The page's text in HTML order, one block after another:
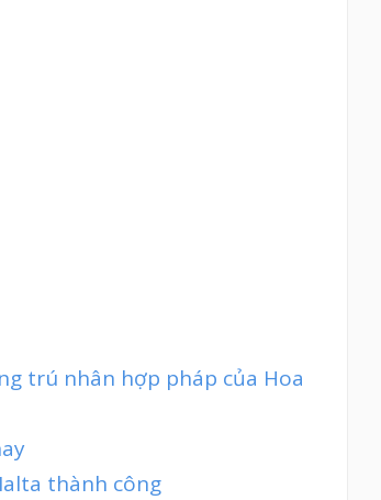
trú nhân hợp pháp của Hoa
thành công